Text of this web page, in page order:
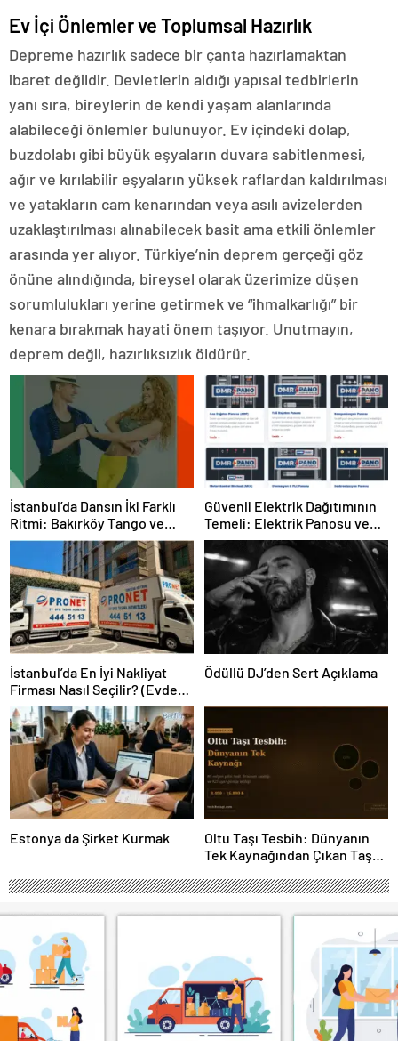
Ev İçi Önlemler ve Toplumsal Hazırlık
Depreme hazırlık sadece bir çanta hazırlamaktan
ibaret değildir. Devletlerin aldığı yapısal tedbirlerin
yanı sıra, bireylerin de kendi yaşam alanlarında
alabileceği önlemler bulunuyor. Ev içindeki dolap,
buzdolabı gibi büyük eşyaların duvara sabitlenmesi,
ağır ve kırılabilir eşyaların yüksek raflardan kaldırılması
ve yatakların cam kenarından veya asılı avizelerden
uzaklaştırılması alınabilecek basit ama etkili önlemler
arasında yer alıyor. Türkiye’nin deprem gerçeği göz
önüne alındığında, bireysel olarak üzerimize düşen
sorumlulukları yerine getirmek ve “ihmalkarlığı” bir
kenara bırakmak hayati önem taşıyor. Unutmayın,
deprem değil, hazırlıksızlık öldürür.
İstanbul’da Dansın İki Farklı
Ritmi: Bakırköy Tango ve
Kadıköy Salsa Kursları
Güvenli Elektrik Dağıtımının
Temeli: Elektrik Panosu ve
Şantiye Panosu Rehberi
İstanbul’da En İyi Nakliyat
Firması Nasıl Seçilir? (Evden
Eve Nakliyat Rehberi)
Ödüllü DJ’den Sert Açıklama
Estonya da Şirket Kurmak
Oltu Taşı Tesbih: Dünyanın
Tek Kaynağından Çıkan Taş